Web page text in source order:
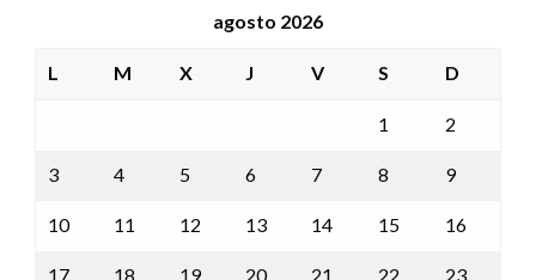
agosto 2026
L M X J V S D
1 2
3 4 5 6 7 8 9
10 11 12 13 14 15 16
17 18 19 20 21 22 23